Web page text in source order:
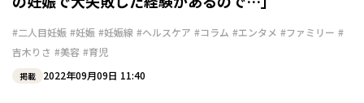
#二人目妊娠 #妊娠 #妊娠線 #ヘルスケア #コラム #エンタメ #ファミリー #
吉木りさ #美容 #育児
掲載 2022年09月09日 11:40